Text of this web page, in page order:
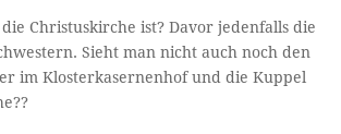
Christuskirche ist? Davor jedenfalls die
Sieht man nicht auch noch den
im Klosterkasernenhof und die Kuppel